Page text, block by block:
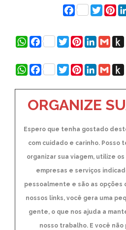
Facebook
WhatsApp
Facebook
Twitter
Pinterest
WhatsApp
Facebook
Twitter
Pinterest
ORGANIZE
Espero que tenha gostado
com cuidado e carinho. Posso
organizar sua viagem, utilize os
empresas e serviços
pessoalmente e são as opções
nossos links, você gera uma
gente, o que nos ajuda a
nosso trabalho. E você não